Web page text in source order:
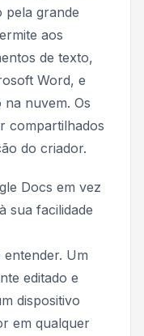
pela grande
aos
de texto,
Word, e
nuvem. Os
compartilhados
do criador.
Docs em vez
sua facilidade
Um
editado e
dispositivo
em qualquer